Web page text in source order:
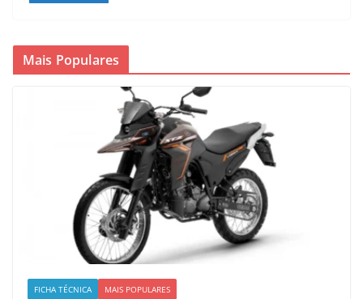
Mais Populares
FICHA TÉCNICA MAIS POPULARES